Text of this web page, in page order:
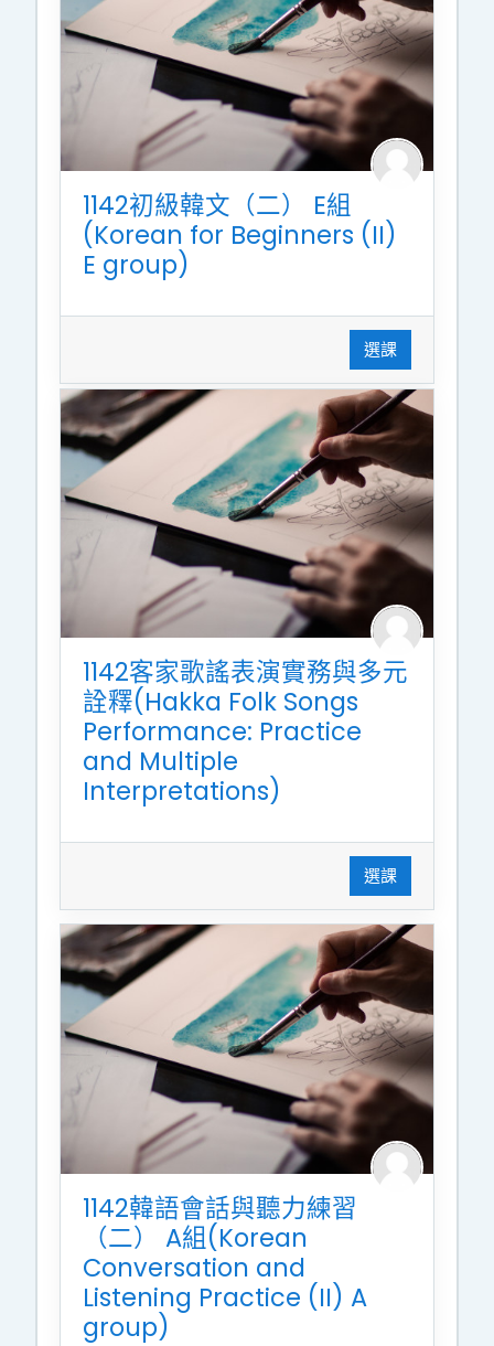
1142初級韓文（二） E組
(Korean for Beginners (II)
E group)
選課
1142客家歌謠表演實務與多元
詮釋(Hakka Folk Songs
Performance: Practice
and Multiple
Interpretations)
選課
1142韓語會話與聽力練習
（二） A組(Korean
Conversation and
Listening Practice (II) A
group)